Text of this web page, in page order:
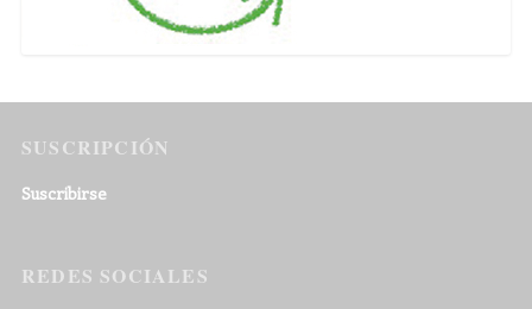
SUSCRIPCIÓN
Suscribirse
REDES SOCIALES